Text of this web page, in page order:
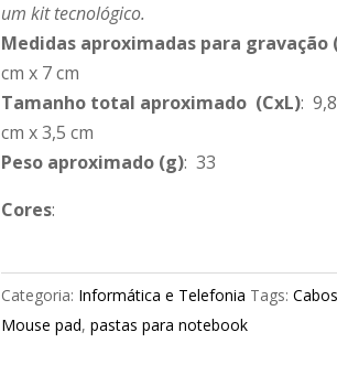
um kit tecnológico.
Medidas aproximadas para gravação
cm x 7 cm
Tamanho total aproximado (CxL):
cm x 3,5 cm
Peso aproximado(g): 33
Cores:
Categoria: Informática e Telefonia Tags: Cabos
Mouse pad, pastas para notebook